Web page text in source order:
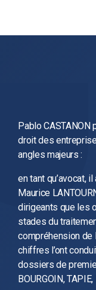
Pablo
droit des
angles majeurs :
en tant qu’avocat,
Maurice
dirigeants que les
stades du
compréhension de
chiffres l’ont
dossiers de
BOURGOIN,